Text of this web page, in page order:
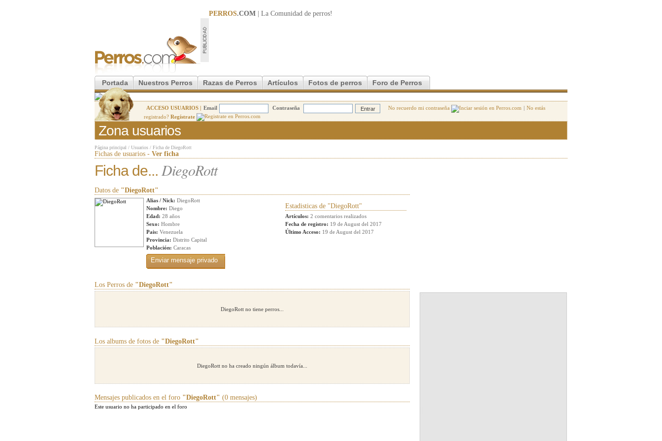
PERROS.COM | La Comunidad de perros!
Portada Nuestros Perros Razas de Perros Artículos Fotos de perros Foro de Perros
ACCESO USUARIOS | Email Contraseña No recuerdo mi contraseña | No estás
registrado? Regístrate
Zona usuarios
Página principal / Usuarios / Ficha de DiegoRott
Fichas de usuarios - Ver ficha
Ficha de... DiegoRott
Datos de "DiegoRott"
Alias / Nick: DiegoRott
Nombre: Diego
Edad: 28 años
Sexo: Hombre
Pais: Venezuela
Provincia: Distrito Capital
Población: Caracas
Estadisticas de "DiegoRott"
Artículos: 2 comentarios realizados
Fecha de registro: 19 de August del 2017
Último Acceso: 19 de August del 2017
Los Perros de "DiegoRott"
DiegoRott no tiene perros...
Los albums de fotos de "DiegoRott"
DiegoRott no ha creado ningún álbum todavía...
Mensajes publicados en el foro "DiegoRott" (0 mensajes)
Este usuario no ha participado en el foro